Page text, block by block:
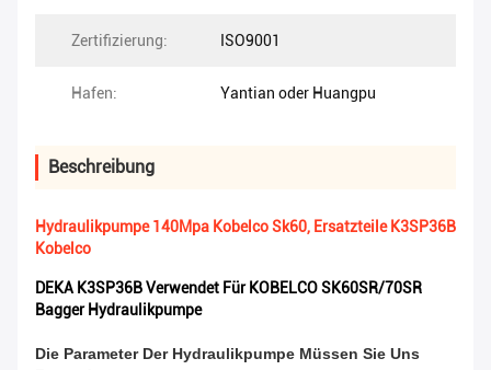
Zertifizierung: ISO9001
Hafen: Yantian oder Huangpu
Beschreibung
Hydraulikpumpe 140Mpa Kobelco Sk60, Ersatzteile K3SP36B
Kobelco
DEKA K3SP36B Verwendet Für KOBELCO SK60SR/70SR
Bagger Hydraulikpumpe
Die Parameter Der Hydraulikpumpe Müssen Sie Uns